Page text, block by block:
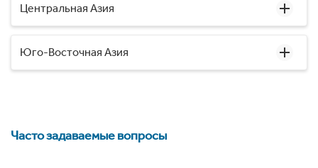
Центральная Азия
Юго-Восточная Азия
Часто задаваемые вопросы